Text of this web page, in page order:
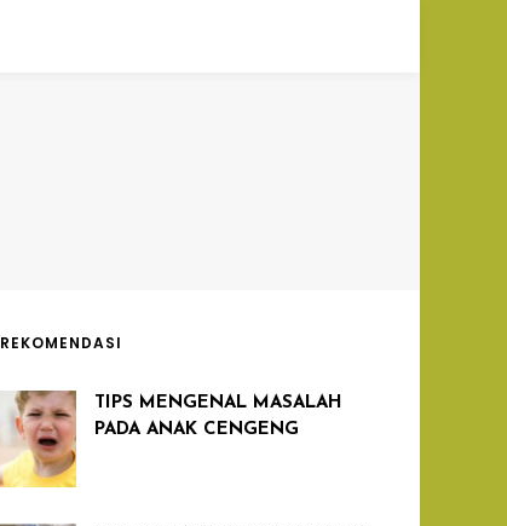
REKOMENDASI
TIPS MENGENAL MASALAH
PADA ANAK CENGENG